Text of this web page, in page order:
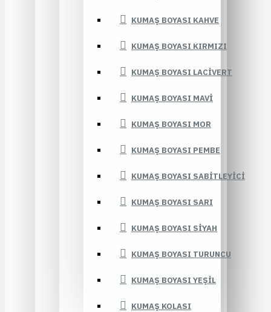
KUMAŞ BOYASI KAHVE
KUMAŞ BOYASI KIRMIZI
KUMAŞ BOYASI LACIVERT
KUMAŞ BOYASI MAVI
KUMAŞ BOYASI MOR
KUMAŞ BOYASI PEMBE
KUMAŞ BOYASI SABITLEYICI
KUMAŞ BOYASI SARI
KUMAŞ BOYASI SIYAH
KUMAŞ BOYASI TURUNCU
KUMAŞ BOYASI YEŞIL
KUMAŞ KOLASI